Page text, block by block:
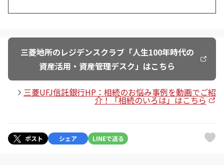
三菱地所のレジデンスクラブ「人生100年時代の
資産活用・資産管理デスク」はこちら
三菱UFJ信託銀行HP：相続のお悩み事例を動画でご紹
介！「相続のいろは」はこちら
ポスト シェア LINEで送る